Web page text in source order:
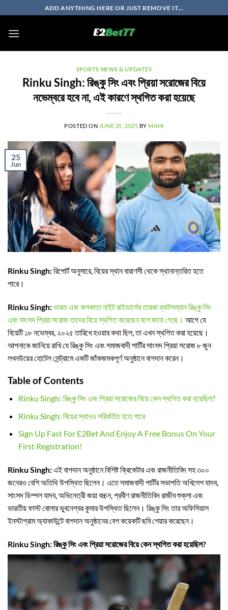
to
content
ADD ANYTHING HERE OR JUST REMOVE IT...
SPORTS NEWS & UPDATES
Rinku Singh: রিঙ্কু সিং এবং প্রিয়া সরোজের বিয়ে
নভেম্বরে হবে না, এই কারণে স্থগিত করা হয়েছে
POSTED ON JUNE 25, 2025 BY MAHI
25
Jun
Rinku Singh:রিপোর্ট অনুসারে, বিয়ের স্থান বারাণসী থেকে স্থানান্তরিত হতে
পারে।
Rinku Singh:ভারত এবং কলকাতা নাইট রাইডার্সের তারকা ব্যাটসম্যান রিঙ্কু সিং
এবং সাংসদ প্রিয়া সরোজ তাদের বিয়ে স্থগিত করেছেন বলে জানা গেছে। আগে যে
বিয়েটি ১৮ নভেম্বর, ২০২৫ তারিখে হওয়ার কথা ছিল, তা এখন স্থগিত করা হয়েছে।
আপনাকে জানিয়ে রাখি যে রিঙ্কু সিং এবং সমাজবাদী পার্টির সাংসদ প্রিয়া সরোজ ৮ জুন
লখনউয়ের হোটেল সেন্ট্রামে একটি জাঁকজমকপূর্ণ অনুষ্ঠানে বাগদান করেন।
Table of Contents
Rinku Singh: রিঙ্কু সিং এবং প্রিয়া সরোজের বিয়ে কেন স্থগিত করা হয়েছিল?
Rinku Singh: বিয়ের স্থানও পরিবর্তিত হতে পারে
Sign Up Fast For E2Bet And Enjoy A Free Bonus On Your
First Registration!
Rinku Singh:এই বাগদান অনুষ্ঠানে বিশিষ্ট ক্রিকেটার এবং রাজনীতিবিদ সহ ৩০০
জনেরও বেশি অতিথি উপস্থিত ছিলেন। এতে সমাজবাদী পার্টির সভাপতি অখিলেশ যাদব,
সাংসদ ডিম্পল যাদব, অভিনেত্রী জয়া বচ্চন, প্রবীণ রাজনীতিবিদ রাজীব শুক্লা এবং
ভারতীয় ফাস্ট বোলার ভুবনেশ্বর কুমার উপস্থিত ছিলেন। রিঙ্কু সিং তার অফিসিয়াল
ইনস্টাগ্রাম অ্যাকাউন্টে বাগদান অনুষ্ঠানের বেশ কয়েকটি ছবি শেয়ার করেছেন।
Rinku Singh: রিঙ্কু সিং এবং প্রিয়া সরোজের বিয়ে কেন স্থগিত করা হয়েছিল?